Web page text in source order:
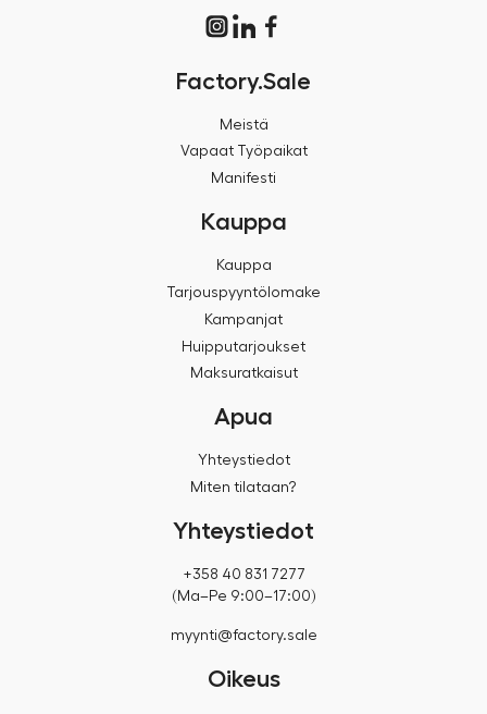
Factory.Sale
Meistä
Vapaat Työpaikat
Manifesti
Kauppa
Kauppa
Tarjouspyyntölomake
Kampanjat
Huipputarjoukset
Maksuratkaisut
Apua
Yhteystiedot
Miten tilataan?
Yhteystiedot
+358 40 831 7277
(Ma–Pe 9:00–17:00)
myynti@factory.sale
Oikeus